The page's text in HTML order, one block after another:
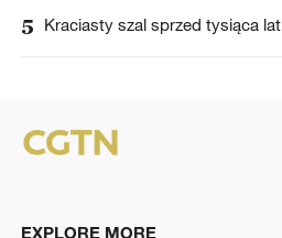
5 Kraciasty szal sprzed tysiąca lat
EXPLORE MORE